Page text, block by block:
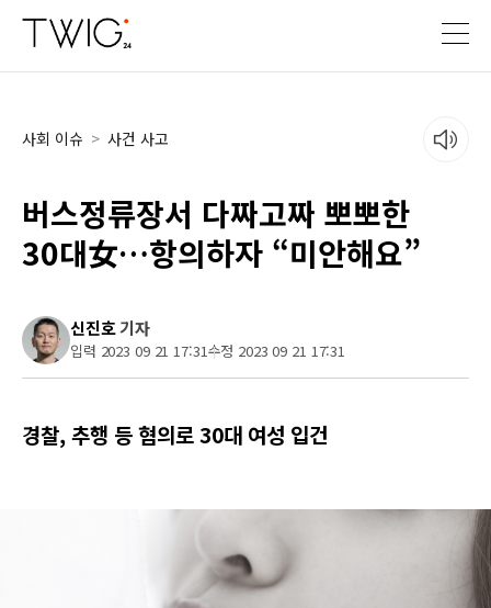
사회 이슈 > 사건 사고
버스정류장서 다짜고짜 뽀뽀한
30대女…항의하자 “미안해요”
신진호기자
입력 2023 09 21 17:31수정 2023 09 21 17:31
경찰, 추행 등 혐의로 30대 여성 입건